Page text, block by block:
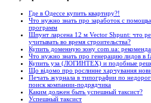
Где в Одессе купить квартиру?!
Что нужно знать про заработок с
программ
Шпунт ларсена 12 м Vector Shpunt: что
учитывать во время строительства?
Купить доменную зону com.ua:
Что нужно знать про генерацию лидов в
Купить уза (ЛОГИНТЕХ) и подобные
Що відомо про рослинне харчування
Печать журнала в типографии по
поиск компании-подрядчика
Каким должен быть успешный таксист?
Успешный таксист